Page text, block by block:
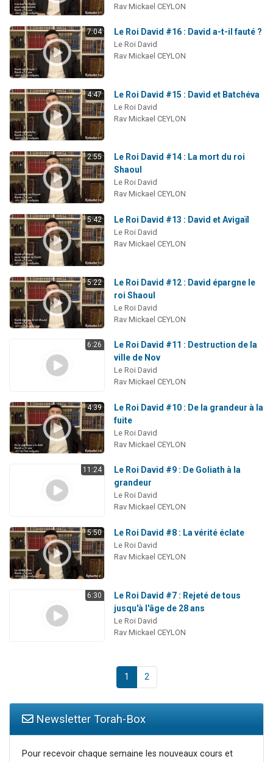
Rav Mickael CEYLON
7:04 Le Roi David #16 : David a-t-il fauté ?
Le Roi David
Rav Mickael CEYLON
4:47 Le Roi David #15 : David et Batchéva
Le Roi David
Rav Mickael CEYLON
2:55
Le Roi David #14 : La mort du roi
Shaoul
Le Roi David
Rav Mickael CEYLON
5:42 Le Roi David #13 : David et Avigaïl
Le Roi David
Rav Mickael CEYLON
5:22
Le Roi David #12 : David épargne le
roi Shaoul
Le Roi David
Rav Mickael CEYLON
6:26
Le Roi David #11 : Destruction de la
ville de Nov
Le Roi David
Rav Mickael CEYLON
4:39
Le Roi David #10 : De la grandeur à la
fuite
Le Roi David
Rav Mickael CEYLON
11:24
Le Roi David #9 : De Goliath à la
grandeur
Le Roi David
Rav Mickael CEYLON
5:50 Le Roi David #8 : La vérité éclate
Le Roi David
Rav Mickael CEYLON
6:30
Le Roi David #7 : Rejeté de tous
jusqu'à l'âge de 28 ans
Le Roi David
Rav Mickael CEYLON
1 2
Newsletter Torah-Box
Pour recevoir chaque semaine les nouveaux cours et